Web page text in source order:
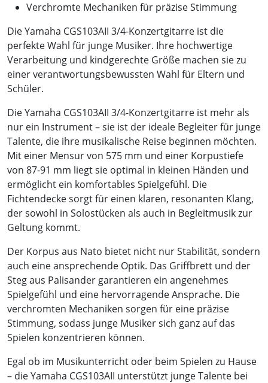
Verchromte Mechaniken für präzise Stimmung
Die Yamaha CGS103AII 3/4-Konzertgitarre ist die
perfekte Wahl für junge Musiker. Ihre hochwertige
Verarbeitung und kindgerechte Größe machen sie zu
einer verantwortungsbewussten Wahl für Eltern und
Schüler.
Die Yamaha CGS103AII 3/4-Konzertgitarre ist mehr als
nur ein Instrument – sie ist der ideale Begleiter für junge
Talente, die ihre musikalische Reise beginnen möchten.
Mit einer Mensur von 575 mm und einer Korpustiefe
von 87-91 mm liegt sie optimal in kleinen Händen und
ermöglicht ein komfortables Spielgefühl. Die
Fichtendecke sorgt für einen klaren, resonanten Klang,
der sowohl in Solostücken als auch in Begleitmusik zur
Geltung kommt.
Der Korpus aus Nato bietet nicht nur Stabilität, sondern
auch eine ansprechende Optik. Das Griffbrett und der
Steg aus Palisander garantieren ein angenehmes
Spielgefühl und eine hervorragende Ansprache. Die
verchromten Mechaniken sorgen für eine präzise
Stimmung, sodass junge Musiker sich ganz auf das
Spielen konzentrieren können.
Egal ob im Musikunterricht oder beim Spielen zu Hause
– die Yamaha CGS103AII unterstützt junge Talente bei